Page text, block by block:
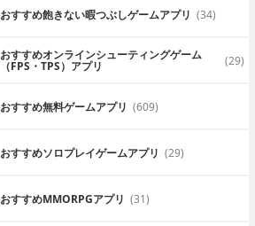
おすすめ飽きない暇つぶしゲームアプリ (34)
おすすめオンラインシューティングゲーム
（FPS・TPS）アプリ (29)
おすすめ無料ゲームアプリ (609)
おすすめソロプレイゲームアプリ (29)
おすすめ MMORPGアプリ (31)